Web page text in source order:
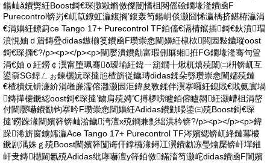
鍚屾ǎ鐨勶紝Boost鎶€琛撴毇鏅傚儏闄愭柤闋傜礆鐗堟湰鐨凾F
Purecontrol锛岃€屼笖鐐虹灜鍑搁’鍑轰笉鍚岄倓灏囧悕瀛楀挤鍖栫灜涓
€涓嬶紝鐐篈ce Tango 17+ Purecontrol TF銆傗€滆棈鑹插鎶€鈥濆瑁
濆悓妯ｄ篃鏄疉didas鏃椾笅鐨凾F瓒崇悆闉嬶紝棣栨閲囩敤鐬瑽oost
鎶€琛撱€?/p><p></p><p>闉嬮潰鐨勪富瑕侀厤缃拰FG鐗堟湰骞句箮
涓€妯ｏ紝鐒￠瀷甯堕珮骞ō瑷堬紝鍏ㄧ箶鐗╂煍杌熺殑闈㈡枡锛屼互
鍙奛SG鍏ㄥぉ鍊欐妧琛撻兘楂旂従鐬瑼didas鍒朵綔瓒崇悆闉嬬殑鏈
€楂樻妧钘濓紒涓嶉亷濡傛灉灏囩洰鍏夋斁鍒伴瀷搴曪紝鎴戝€戝氨寰堝
鏄撶櫦鐝綛oost鎶€琛撻’鐪肩殑娉℃搏椤嗙矑銆傛矑閷紝灏嶆柤涓嶅
付闉嬮嚇鐨勫钩搴昑F瓒崇悆闉嬶紝Adidas鐨勭暥鍌㈢殑Boost鎶€琛
撻’鐒跺湪闉嬪簳锛屾湁鐬洿澶х殑鐧兼彯绌洪枔锛?/p><p></p><p>鍏
跺浠旂窗鐪嬬灜Ace Tango 17+ Purecontrol TF涔嬪緦锛屼綘鏈冪櫦
鐝剧湡姝ｇ殑Boost闉嬪簳闅诲仠鐣欏湪鐞冮瀷鐨勮冻璺熻檿锛屽墠鎺
屽叏鏄櫘閫氱殑Adidas纰庨嚇澶у簳銆傚鏋滀笉灏岮didas鐨凾F闉嬪